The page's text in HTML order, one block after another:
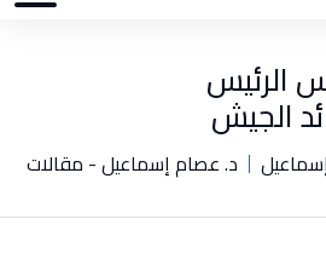
الرئيس
الجيش
د. عصام إسماعيل - مقالات